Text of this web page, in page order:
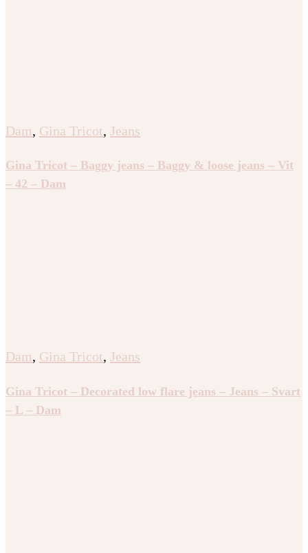
Dam, Gina Tricot, Jeans
Gina Tricot – Baggy jeans – Baggy & loose jeans – Vit
– 42 – Dam
Dam, Gina Tricot, Jeans
Gina Tricot – Decorated low flare jeans – Jeans – Svart
– L – Dam